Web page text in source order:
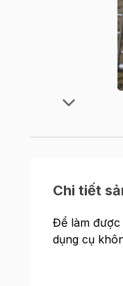
Chi tiết
Để làm
dụng cụ